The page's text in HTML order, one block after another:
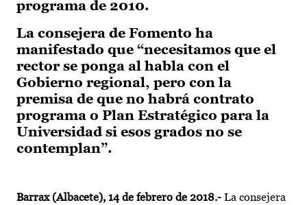
programa de 2010.
La consejera de Fomento ha
manifestado que “necesitamos que el
rector se ponga al habla con el
Gobierno regional, pero con la
premisa de que no habrá contrato
programa o Plan Estratégico para la
Universidad si esos grados no se
contemplan”.
Barrax (Albacete), 14 de febrero de 2018.- La consejera